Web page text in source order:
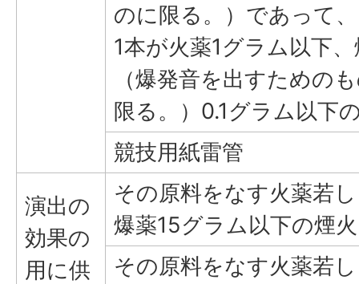
のに限る。）であって
1本が火薬1グラム以下
（爆発音を出すための
限る。）0.1グラム以下
競技用紙雷管
演出の
効果の
用に供
その原料をなす火薬若
爆薬15グラム以下の煙火
その原料をなす火薬若